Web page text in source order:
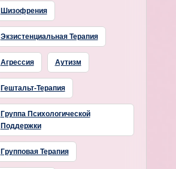
Шизофрения
Экзистенциальная Терапия
Агрессия Аутизм
Гештальт-Терапия
Группа Психологической
Поддержки
Групповая Терапия